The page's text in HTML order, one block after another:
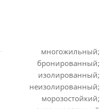
многожильный;
бронированный;
изолированный;
неизолированный;
морозостойкий;